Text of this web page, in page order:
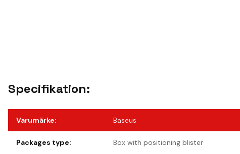
Specifikation:
Varumärke: Baseus
Packages type: Box with positioning blister